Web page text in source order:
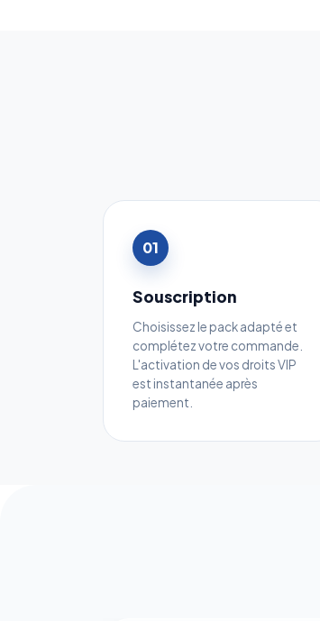
01
Souscription
Choisissez le pack adapté et
complétez votre commande.
L'activation de vos droits VIP
est instantanée après
paiement.